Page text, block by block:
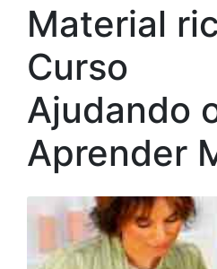
Material
Curso
Ajudando
Aprender